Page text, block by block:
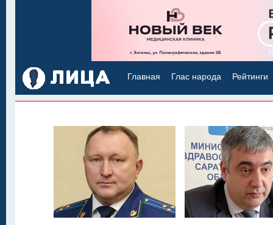
Главная Глас народа Рейтинги